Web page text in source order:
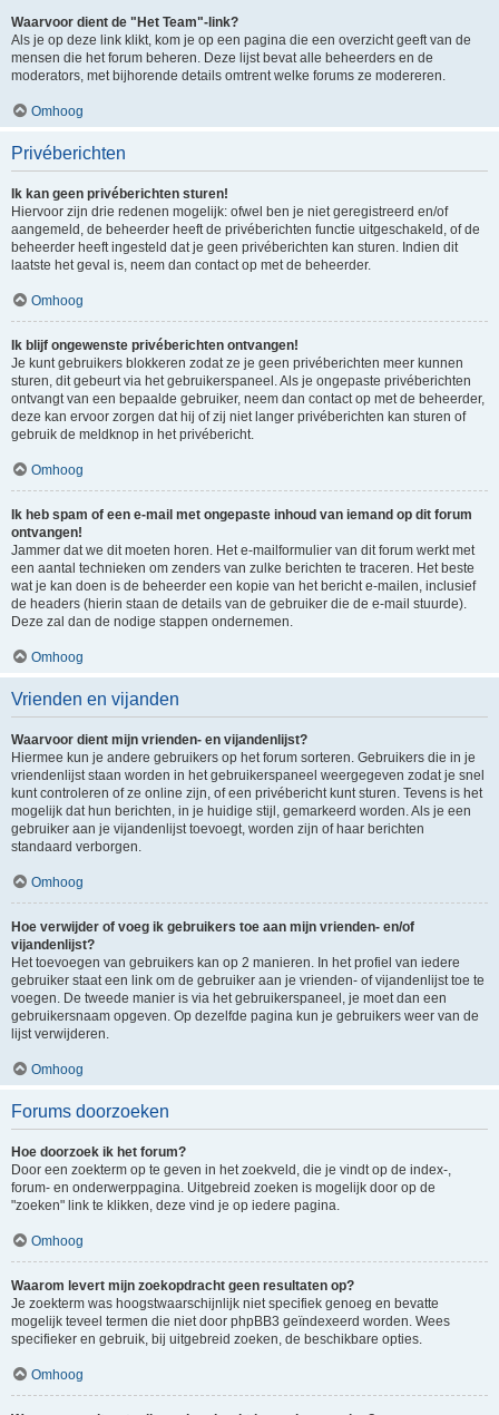
Waarvoor dient de "Het Team"-link?
Als je op deze link klikt, kom je op een pagina die een overzicht geeft van de
mensen die het forum beheren. Deze lijst bevat alle beheerders en de
moderators, met bijhorende details omtrent welke forums ze modereren.
Omhoog
Privéberichten
Ik kan geen privéberichten sturen!
Hiervoor zijn drie redenen mogelijk: ofwel ben je niet geregistreerd en/of
aangemeld, de beheerder heeft de privéberichten functie uitgeschakeld, of de
beheerder heeft ingesteld dat je geen privéberichten kan sturen. Indien dit
laatste het geval is, neem dan contact op met de beheerder.
Omhoog
Ik blijf ongewenste privéberichten ontvangen!
Je kunt gebruikers blokkeren zodat ze je geen privéberichten meer kunnen
sturen, dit gebeurt via het gebruikerspaneel. Als je ongepaste privéberichten
ontvangt van een bepaalde gebruiker, neem dan contact op met de beheerder,
deze kan ervoor zorgen dat hij of zij niet langer privéberichten kan sturen of
gebruik de meldknop in het privébericht.
Omhoog
Ik heb spam of een e-mail met ongepaste inhoud van iemand op dit forum
ontvangen!
Jammer dat we dit moeten horen. Het e-mailformulier van dit forum werkt met
een aantal technieken om zenders van zulke berichten te traceren. Het beste
wat je kan doen is de beheerder een kopie van het bericht e-mailen, inclusief
de headers (hierin staan de details van de gebruiker die de e-mail stuurde).
Deze zal dan de nodige stappen ondernemen.
Omhoog
Vrienden en vijanden
Waarvoor dient mijn vrienden- en vijandenlijst?
Hiermee kun je andere gebruikers op het forum sorteren. Gebruikers die in je
vriendenlijst staan worden in het gebruikerspaneel weergegeven zodat je snel
kunt controleren of ze online zijn, of een privébericht kunt sturen. Tevens is het
mogelijk dat hun berichten, in je huidige stijl, gemarkeerd worden. Als je een
gebruiker aan je vijandenlijst toevoegt, worden zijn of haar berichten
standaard verborgen.
Omhoog
Hoe verwijder of voeg ik gebruikers toe aan mijn vrienden- en/of
vijandenlijst?
Het toevoegen van gebruikers kan op 2 manieren. In het profiel van iedere
gebruiker staat een link om de gebruiker aan je vrienden- of vijandenlijst toe te
voegen. De tweede manier is via het gebruikerspaneel, je moet dan een
gebruikersnaam opgeven. Op dezelfde pagina kun je gebruikers weer van de
lijst verwijderen.
Omhoog
Forums doorzoeken
Hoe doorzoek ik het forum?
Door een zoekterm op te geven in het zoekveld, die je vindt op de index-,
forum- en onderwerppagina. Uitgebreid zoeken is mogelijk door op de
"zoeken" link te klikken, deze vind je op iedere pagina.
Omhoog
Waarom levert mijn zoekopdracht geen resultaten op?
Je zoekterm was hoogstwaarschijnlijk niet specifiek genoeg en bevatte
mogelijk teveel termen die niet door phpBB3 geïndexeerd worden. Wees
specifieker en gebruik, bij uitgebreid zoeken, de beschikbare opties.
Omhoog